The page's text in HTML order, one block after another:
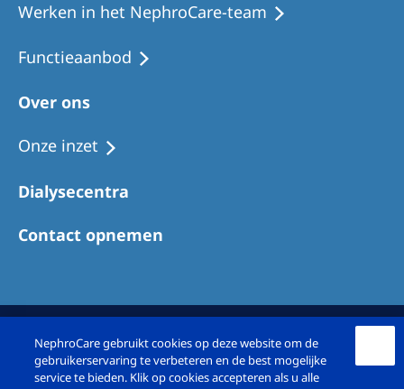
Werken in het NephroCare-team
Functieaanbod
Over ons
Onze inzet
Dialysecentra
Contact opnemen
NephroCare gebruikt cookies op deze website om de
gebruikerservaring te verbeteren en de best mogelijke
service te bieden. Klik op cookies accepteren als u alle